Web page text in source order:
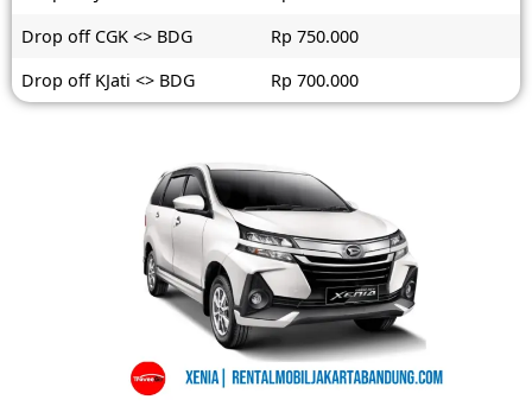
Drop off CGK <> BDG
Rp 750.000
Drop off KJati <> BDG
Rp 700.000